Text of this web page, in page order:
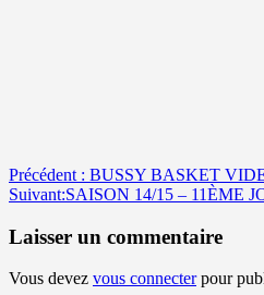
Navigation
d’article
Précédent : BUSSY BASKET
Suivant:SAISON 14/15 – 11ÈME
Laisser un commentaire
Vous devez vous connecterpour